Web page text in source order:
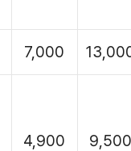
7,000
4,900 9,500